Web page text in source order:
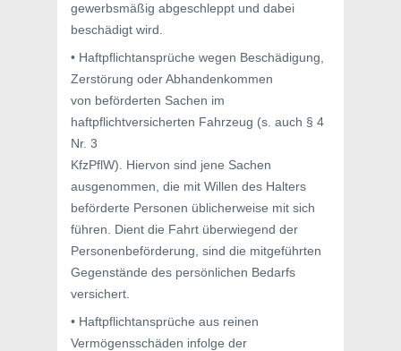
gewerbsmäßig abgeschleppt und dabei
beschädigt wird.
• Haftpflichtansprüche wegen Beschädigung,
Zerstörung oder Abhandenkommen
von beförderten Sachen im
haftpflichtversicherten Fahrzeug (s. auch § 4
Nr. 3
KfzPflW). Hiervon sind jene Sachen
ausgenommen, die mit Willen des Halters
beförderte Personen üblicherweise mit sich
führen. Dient die Fahrt überwiegend der
Personenbeförderung, sind die mitgeführten
Gegenstände des persönlichen Bedarfs
versichert.
• Haftpflichtansprüche aus reinen
Vermögensschäden infolge der